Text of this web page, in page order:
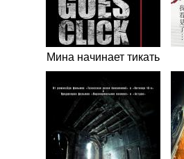
Мина начинает тикать